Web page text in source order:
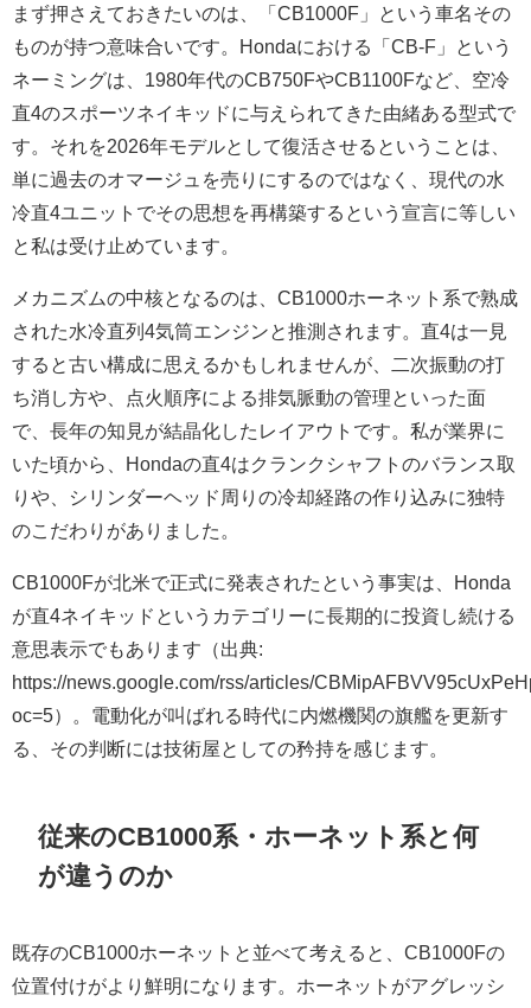
まず押さえておきたいのは、「CB1000F」という車名その
ものが持つ意味合いです。Hondaにおける「CB-F」という
ネーミングは、1980年代のCB750FやCB1100Fなど、空冷
直4のスポーツネイキッドに与えられてきた由緒ある型式で
す。それを2026年モデルとして復活させるということは、
単に過去のオマージュを売りにするのではなく、現代の水
冷直4ユニットでその思想を再構築するという宣言に等しい
と私は受け止めています。
メカニズムの中核となるのは、CB1000ホーネット系で熟成
された水冷直列4気筒エンジンと推測されます。直4は一見
すると古い構成に思えるかもしれませんが、二次振動の打
ち消し方や、点火順序による排気脈動の管理といった面
で、長年の知見が結晶化したレイアウトです。私が業界に
いた頃から、Hondaの直4はクランクシャフトのバランス取
りや、シリンダーヘッド周りの冷却経路の作り込みに独特
のこだわりがありました。
CB1000Fが北米で正式に発表されたという事実は、Honda
が直4ネイキッドというカテゴリーに長期的に投資し続ける
意思表示でもあります（出典:
https://news.google.com/rss/articles/
oc=5）。電動化が叫ばれる時代に内燃機関の旗艦を更新す
る、その判断には技術屋としての矜持を感じます。
従来のCB1000系・ホーネット系と何
が違うのか
既存のCB1000ホーネットと並べて考えると、CB1000Fの
位置付けがより鮮明になります。ホーネットがアグレッシ